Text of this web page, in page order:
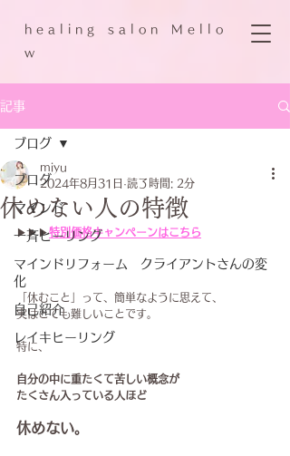
h e a l i n g s a l o n M e l l o
w
記事
ブログ
マインド
一斉ヒーリング
マインドリフォーム クライアントさんの変
化
自己紹介
レイキヒーリング
ブログ
休めない人の特徴
miyu
2024年8月31日 読了時間: 2分
▶▶▶特別価格キャンペーンはこちら
「休むこと」って、簡単なように思えて、
実はとても難しいことです。
特に、
自分の中に重たくて苦しい概念が
たくさん入っている人ほど
休めない。